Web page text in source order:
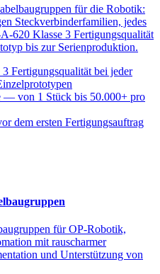
für die Robotik:
Steckverbinderfamilien, jedes
Klasse 3 Fertigungsqualität
bis zur Serienproduktion.
Fertigungsqualität bei jeder
— von 1 Stück bis 50.000+ pro
dem ersten Fertigungsauftrag
für OP-Robotik,
mit rauscharmer
und Unterstützung von